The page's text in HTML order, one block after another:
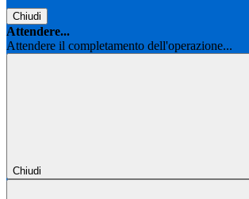
Chiudi
Attendere...
Attendere il completamento dell'operazione...
Chiudi